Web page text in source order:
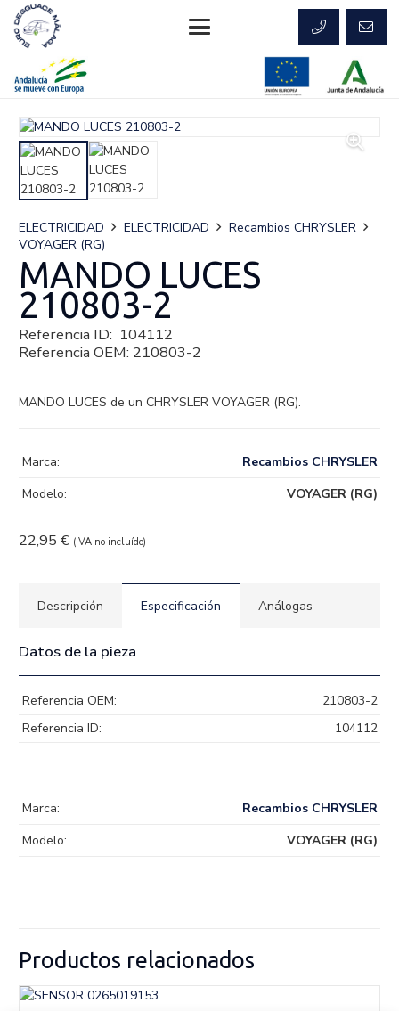
ELECTRICIDAD ELECTRICIDAD
Recambios CHRYSLER
VOYAGER (RG)
MANDO LUCES
210803-2
Referencia ID: 104112
Referencia OEM: 210803-2
MANDO LUCES de un CHRYSLER VOYAGER (RG).
22,95 € (IVA no incluído)
Marca:
Recambios CHRYSLER
Modelo:
VOYAGER (RG)
Descripción Especificación Análogas
Datos de la pieza
Referencia OEM:
210803-2
Referencia ID:
104112
Marca:
Recambios CHRYSLER
Modelo:
VOYAGER (RG)
Productos relacionados